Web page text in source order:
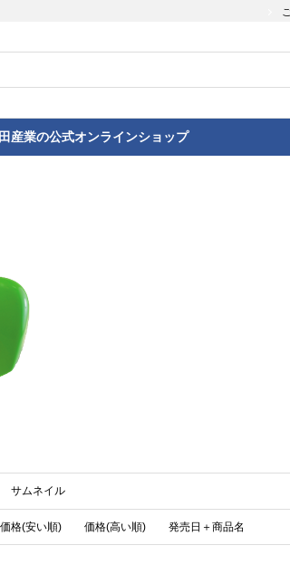
産業の公式オンラインショップ
サムネイル
価格(安い順) 価格(高い順) 発売日＋商品名